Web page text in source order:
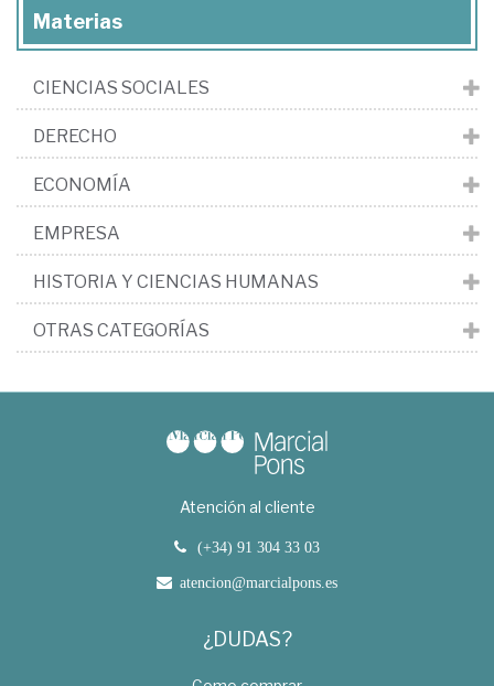
Materias
CIENCIAS SOCIALES
DERECHO
ECONOMÍA
EMPRESA
HISTORIA Y CIENCIAS HUMANAS
OTRAS CATEGORÍAS
Atención al cliente
(+34) 91 304 33 03
atencion@marcialpons.es
¿DUDAS?